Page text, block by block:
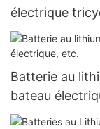
électrique
Batterie au
bateau